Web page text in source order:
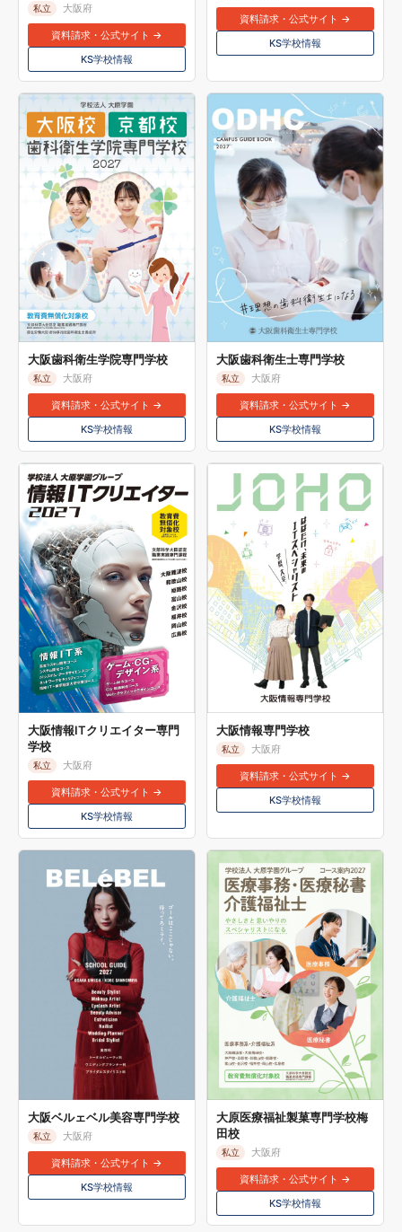
私立 大阪府
資料請求・公式サイト →
KS学校情報
資料請求・公式サイト →
KS学校情報
大阪歯科衛生学院専門学校
私立 大阪府
資料請求・公式サイト →
KS学校情報
大阪歯科衛生士専門学校
私立 大阪府
資料請求・公式サイト →
KS学校情報
大阪情報ITクリエイター専門
学校
私立 大阪府
資料請求・公式サイト →
KS学校情報
大阪情報専門学校
私立 大阪府
資料請求・公式サイト →
KS学校情報
大阪ベルェベル美容専門学校
私立 大阪府
資料請求・公式サイト →
KS学校情報
大原医療福祉製菓専門学校梅
田校
私立 大阪府
資料請求・公式サイト →
KS学校情報